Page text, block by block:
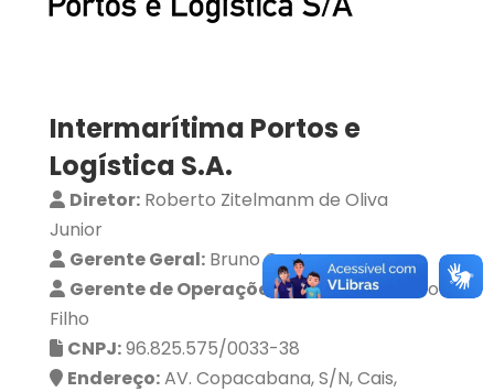
Intermarítima Portos e
Logística S.A.
Diretor: Roberto Zitelmanm de Oliva
Junior
Gerente Geral: Bruno Castro
Gerente de Operações:Dionilson Pinheiro
Filho
CNPJ:96.825.575/0033-38
Endereço:AV. Copacabana, S/N, Cais,